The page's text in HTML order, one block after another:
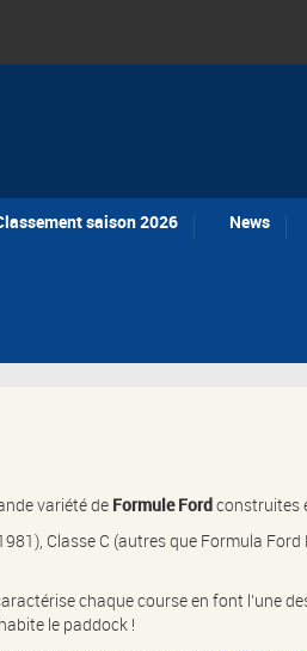
saison 2026 News
variété de Formule Fordconstruites
Classe C (autres que Formula
chaque course en font l’une
le paddock !